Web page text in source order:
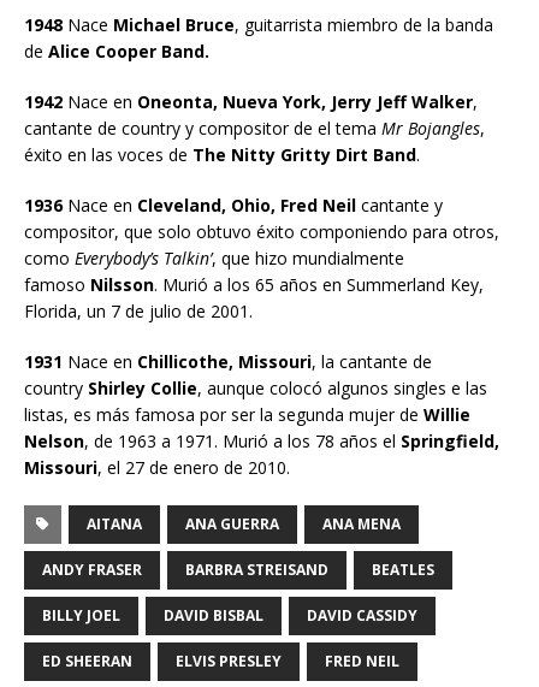
1948 Nace Michael Bruce, guitarrista miembro de la banda
de Alice Cooper Band.
1942 Nace en Oneonta, Nueva York, Jerry Jeff Walker,
cantante de country y compositor de el tema Mr Bojangles,
éxito en las voces de The Nitty Gritty Dirt Band.
1936Nace en Cleveland, Ohio, Fred Neil cantante y
compositor, que solo obtuvo éxito componiendo para otros,
como Everybody’s Talkin’, que hizo mundialmente
famoso Nilsson. Murió a los 65 años en Summerland Key,
Florida, un 7 de julio de 2001.
1931 Nace en Chillicothe, Missouri, la cantante de
country Shirley Collie, aunque colocó algunos singles e las
listas, es más famosa por ser la segunda mujer de Willie
Nelson, de 1963 a 1971. Murió a los 78 años el Springfield,
Missouri, el 27 de enero de 2010.
AITANA ANA GUERRA ANA MENA
ANDY FRASER BARBRA STREISAND BEATLES
BILLY JOEL DAVID BISBAL DAVID CASSIDY
ED SHEERAN ELVIS PRESLEY FRED NEIL